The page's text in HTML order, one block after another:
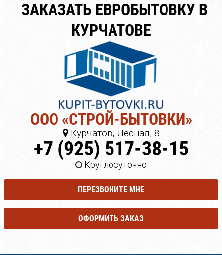
ЗАКАЗАТЬ ЕВРОБЫТОВКУ В
КУРЧАТОВЕ
ООО «СТРОЙ-БЫТОВКИ»
Курчатов, Лесная, 8
+7 (925) 517-38-15
Круглосуточно
ПЕРЕЗВОНИТЕ МНЕ
ОФОРМИТЬ ЗАКАЗ